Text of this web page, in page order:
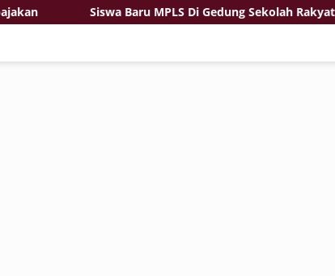
Siswa Baru MPLS Di Gedung Sekolah Rakyat Tuban